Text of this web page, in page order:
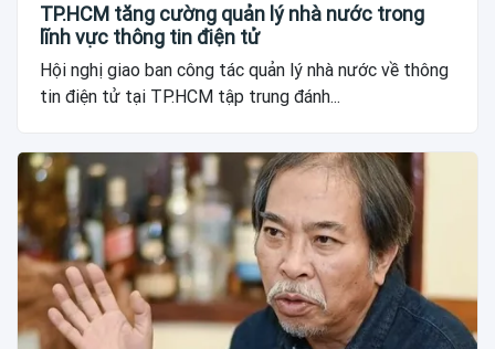
TP.HCM tăng cường quản lý nhà nước trong
lĩnh vực thông tin điện tử
Hội nghị giao ban công tác quản lý nhà nước về thông
tin điện tử tại TP.HCM tập trung đánh...